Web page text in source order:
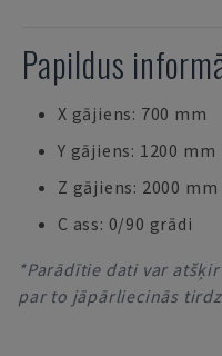
Papildus
X gājiens: 700 mm
Y gājiens: 1200 mm
Z gājiens: 2000 mm
C ass: 0/90 grādi
*Parādītie dati var
par to jāpārliecinās